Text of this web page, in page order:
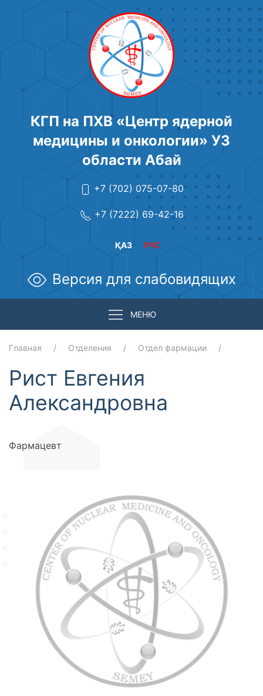
КГП на ПХВ «Центр ядерной
медицины и онкологии» УЗ
области Абай
+7 (702) 075-07-80
+7 (7222) 69-42-16
РУС
ҚАЗ
Версия для слабовидящих
МЕНЮ
Главная Отделения Отдел фармации
Рист Евгения
Александровна
Фармацевт